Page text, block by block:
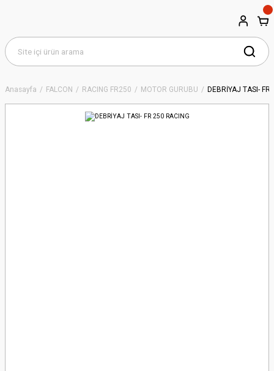
Anasayfa FALCON RACING FR250 MOTOR GURUBU DEBRİYAJ TASI- FR